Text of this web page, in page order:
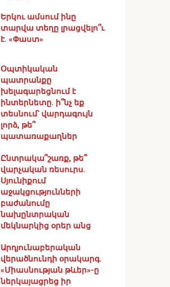
Երկու ամսում ինը
տարվա տեղը լրացվելո՞ւ
է. «Փաստ»
Օպտիկական
պատրանքը
խելագարեցնում է
ինտերնետը. ի՞նչ եք
տեսնում՝ վարդագույն
լորձ, թե՞
պատառաքաղներ
Ընտրակա՞շառք, թե՞
վարչական ռեսուրս․
Սյունիքում
աջակցությունների
բաժանումը
նախընտրական
մեկնարկից օրեր անց
Արդյունաբերական
վերածնունդի օրակարգ․
«Միասնության թևեր»-ը
ներկայացրեց իր